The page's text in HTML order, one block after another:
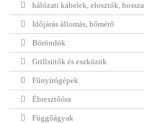
hálózati kábelek, elosztók,
Időjárás állomás, hőmérő
Böröndök
Grillsütők és eszközök
Fűnyírógépek
Ébresztőóra
Függőágyak